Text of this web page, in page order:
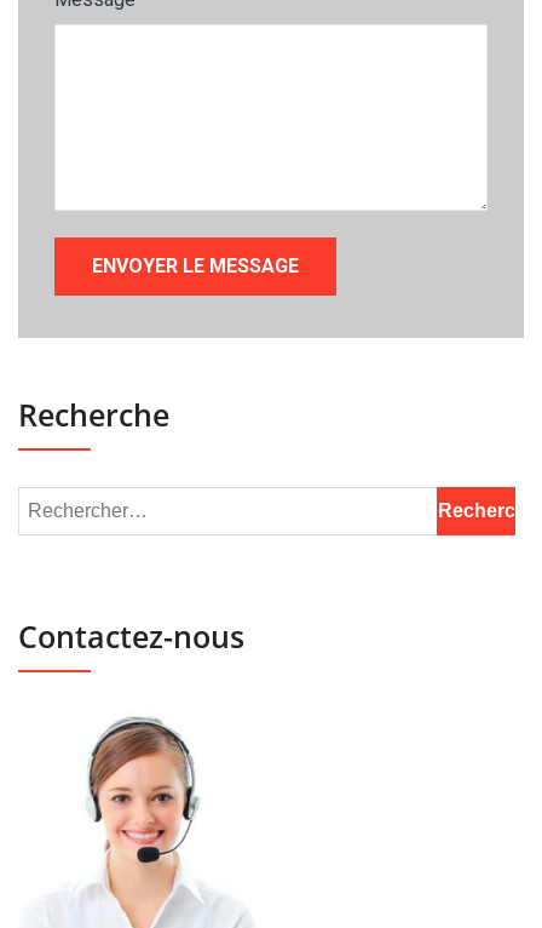
Recherche
Contactez-nous